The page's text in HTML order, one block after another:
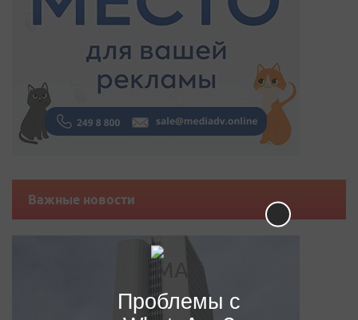
Важные новости
Проблемы с